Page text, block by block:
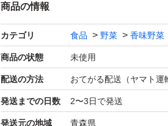
す。カットしてご使用下さい。
箱にそのまま入れて発送しますのでご
商品の情報
カテゴリ 食品 野菜 香味野菜
商品の状態 未使用
配送の方法 おてがる配送（ヤマト運
発送までの日数 2〜3日で発送
発送元の地域 青森県